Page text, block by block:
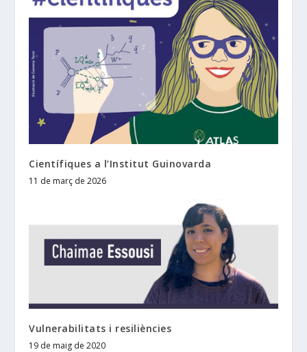
Científiques a l’Institut Guinovarda
11 de març de 2026
Vulnerabilitats i resiliències
19 de maig de 2020